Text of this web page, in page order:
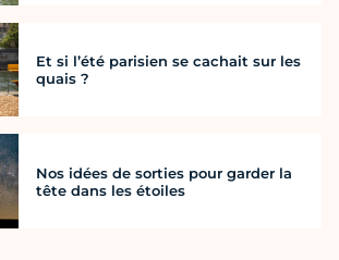
Et si l’été parisien se cachait sur les
quais ?
Nos idées de sorties pour garder la
tête dans les étoiles